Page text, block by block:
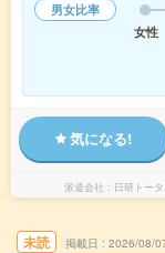
男女比率
女性
気になる!
派遣会社 日研トー
未読 掲載日 2026/08/